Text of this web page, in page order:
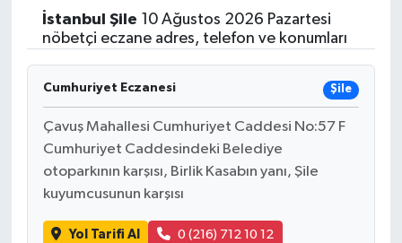
İstanbul Şile 10 Ağustos 2026 Pazartesi
nöbetçi eczane adres, telefon ve konumları
Cumhuriyet Eczanesi Şile
Çavuş Mahallesi Cumhuriyet Caddesi No:57 F
Cumhuriyet Caddesindeki Belediye
otoparkının karşısı, Birlik Kasabın yanı, Şile
kuyumcusunun karşısı
Yol Tarifi Al 0 (216) 712 10 12
EĞİTİM
Erdek
Gömeç